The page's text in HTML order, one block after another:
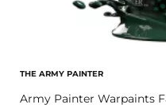
THE ARMY PAINTER
Army Painter Warpaints